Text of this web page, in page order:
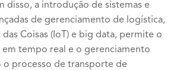
disso, a introdução de sistemas e
de gerenciamento de logística,
Coisas (IoT) e big data, permite o
tempo real e o gerenciamento
processo de transporte de